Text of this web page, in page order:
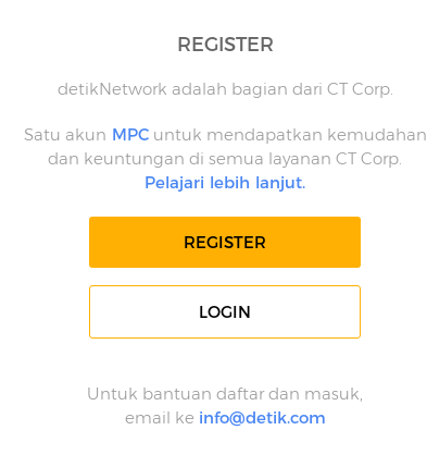
REGISTER
detikNetwork adalah bagian dari CT Corp.
Satu akun MPCuntuk mendapatkan kemudahan
dan keuntungan di semua layanan CT Corp.
Pelajari lebih lanjut.
REGISTER
LOGIN
Untuk bantuan daftar dan masuk,
email ke info@detik.com